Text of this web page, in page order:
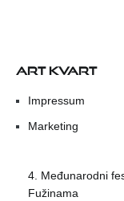
ART KVART
Impressum
Marketing
4. Međunarodni
Fužinama